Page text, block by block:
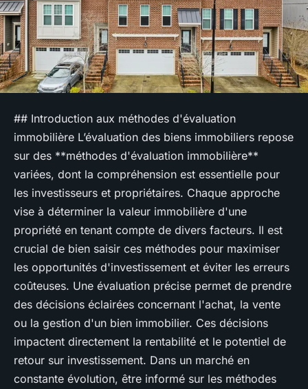
## Introduction aux méthodes d'évaluation
immobilière L’évaluation des biens immobiliers repose
sur des **méthodes d'évaluation immobilière**
variées, dont la compréhension est essentielle pour
les investisseurs et propriétaires. Chaque approche
vise à déterminer la valeur immobilière d'une
propriété en tenant compte de divers facteurs. Il est
crucial de bien saisir ces méthodes pour maximiser
les opportunités d'investissement et éviter les erreurs
coûteuses. Une évaluation précise permet de prendre
des décisions éclairées concernant l'achat, la vente
ou la gestion d'un bien immobilier. Ces décisions
impactent directement la rentabilité et le potentiel de
retour sur investissement. Dans un marché en
constante évolution, être informé sur les méthodes